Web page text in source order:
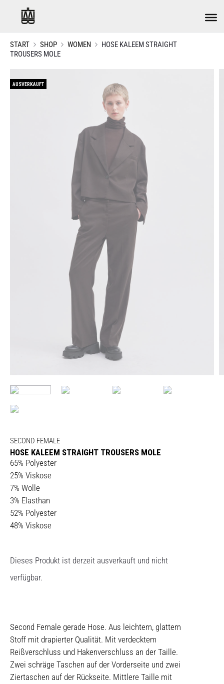
START SHOP WOMEN
HOSE KALEEM STRAIGHT
TROUSERS MOLE
AUSVERKAUFT
SECOND FEMALE
HOSE KALEEM STRAIGHT TROUSERS MOLE
65% Polyester
25% Viskose
7% Wolle
3% Elasthan
52% Polyester
48% Viskose
Dieses Produkt ist derzeit ausverkauft und nicht
verfügbar.
Second Female gerade Hose. Aus leichtem, glattem
Stoff mit drapierter Qualität. Mit verdecktem
Reißverschluss und Hakenverschluss an der Taille.
Zwei schräge Taschen auf der Vorderseite und zwei
Ziertaschen auf der Rückseite. Mittlere Taille mit